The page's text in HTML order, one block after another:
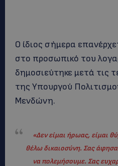
Ο ίδιος σήμερα
στο προσωπικό του
δημοσιεύτηκε μετά τις
της Υπουργού
Μενδώνη.
«Δεν είμαι ήρωας, είμαι
θέλω δικαιοσύνη. Σας
να πολεμήσουμε. Σας